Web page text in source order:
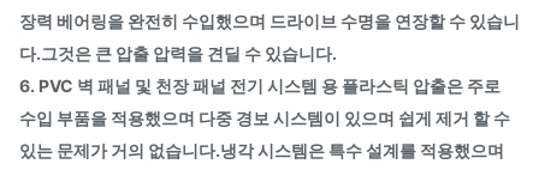
장력 베어링을 완전히 수입했으며 드라이브 수명을 연장할 수 있습니
다.그것은 큰 압출 압력을 견딜 수 있습니다.
6. PVC 벽 패널 및 천장 패널 전기 시스템 용 플라스틱 압출은 주로
수입 부품을 적용했으며 다중 경보 시스템이 있으며 쉽게 제거 할 수
있는 문제가 거의 없습니다.냉각 시스템은 특수 설계를 적용했으며